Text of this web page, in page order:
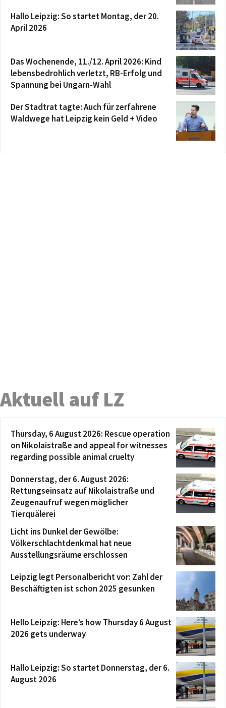
Hallo Leipzig: So startet Montag, der 20.
April 2026
Das Wochenende, 11./12. April 2026: Kind
lebensbedrohlich verletzt, RB-Erfolg und
Spannung bei Ungarn-Wahl
Der Stadtrat tagte: Auch für zerfahrene
Waldwege hat Leipzig kein Geld + Video
Aktuell auf LZ
Thursday, 6 August 2026: Rescue operation
on Nikolaistraße and appeal for witnesses
regarding possible animal cruelty
Donnerstag, der 6. August 2026:
Rettungseinsatz auf Nikolaistraße und
Zeugenaufruf wegen möglicher
Tierquälerei
Licht ins Dunkel der Gewölbe:
Völkerschlachtdenkmal hat neue
Ausstellungsräume erschlossen
Leipzig legt Personalbericht vor: Zahl der
Beschäftigten ist schon 2025 gesunken
Hello Leipzig: Here’s how Thursday 6 August
2026 gets underway
Hallo Leipzig: So startet Donnerstag, der 6.
August 2026